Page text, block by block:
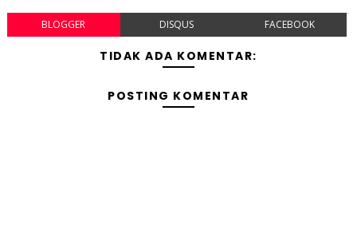
BLOGGER DISQUS FACEBOOK
TIDAK ADA KOMENTAR:
POSTING KOMENTAR